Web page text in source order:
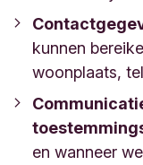
kunnen
woonplaats,
en wanneer